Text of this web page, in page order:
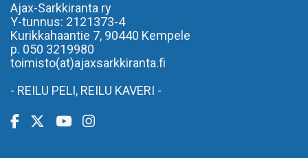
Ajax-Sarkkiranta ry
Y-tunnus: 2121373-4
Kurikkahaantie 7, 90440 Kempele
p. 050 3219980
toimisto(at)ajaxsarkkiranta.fi
- REILU PELI, REILU KAVERI -